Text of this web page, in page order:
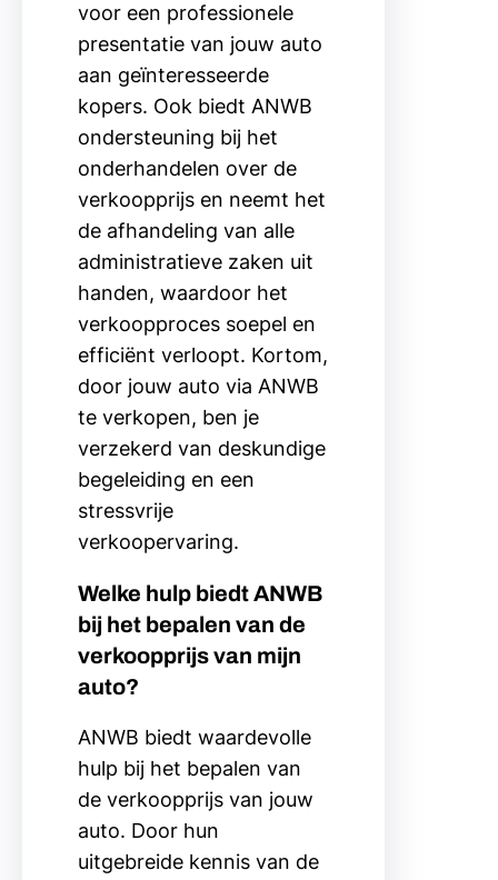
voor een professionele
presentatie van jouw auto
aan geïnteresseerde
kopers. Ook biedt ANWB
ondersteuning bij het
onderhandelen over de
verkoopprijs en neemt het
de afhandeling van alle
administratieve zaken uit
handen, waardoor het
verkoopproces soepel en
efficiënt verloopt. Kortom,
door jouw auto via ANWB
te verkopen, ben je
verzekerd van deskundige
begeleiding en een
stressvrije
verkoopervaring.
Welke hulp biedt ANWB
bij het bepalen van de
verkoopprijs van mijn
auto?
ANWB biedt waardevolle
hulp bij het bepalen van
de verkoopprijs van jouw
auto. Door hun
uitgebreide kennis van de